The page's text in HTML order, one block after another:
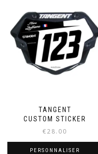
TANGENT
CUSTOM STICKER
€28.00
PERSONNALISER